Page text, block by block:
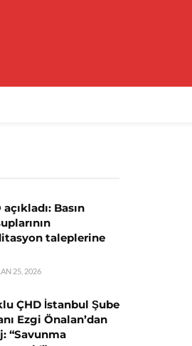
açıkladı: Basın
taleplerine
25, 2026
ÇHD İstanbul Şube
Ezgi Önalan’dan
“Savunma